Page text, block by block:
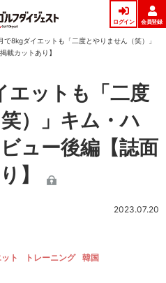
ログイン 会員登録
で8kgダイエットも「二度とやりません（笑）」
載カットあり】
ットも「二度
）」キム・ハ
ュー後編【誌面
】
2023.07.20
ト トレーニング 韓国